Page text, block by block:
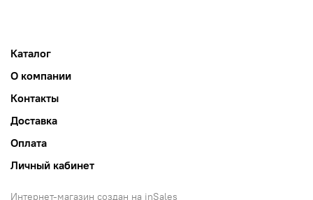
Каталог
О компании
Контакты
Доставка
Оплата
Личный кабинет
Интернет-магазин создан на inSales